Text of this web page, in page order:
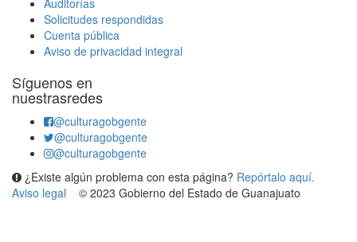
Auditorías
Solicitudes respondidas
Cuenta pública
Aviso de privacidad integral
Síguenos en
nuestrasredes
@culturagobgente
@culturagobgente
@culturagobgente
¿Existe algún problema con esta página? Repórtalo aquí.
Aviso legal
© 2023 Gobierno del Estado de Guanajuato